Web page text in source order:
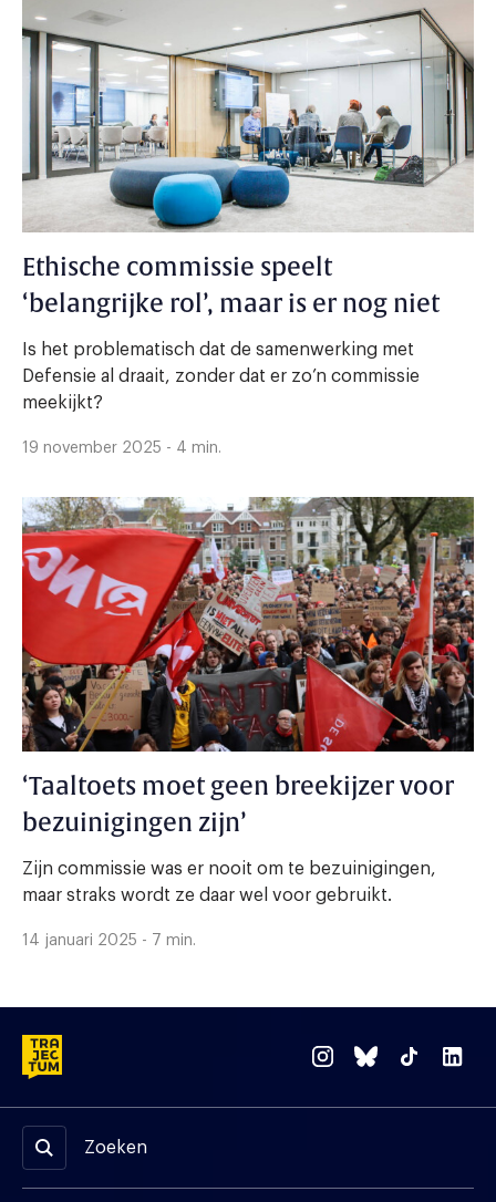
Ethische commissie speelt
‘belangrijke rol’, maar is er nog niet
Is het problematisch dat de samenwerking met
Defensie al draait, zonder dat er zo’n commissie
meekijkt?
19 november 2025 - 4 min.
‘Taaltoets moet geen breekijzer voor
bezuinigingen zijn’
Zijn commissie was er nooit om te bezuinigingen,
maar straks wordt ze daar wel voor gebruikt.
14 januari 2025 - 7 min.
Zoeken